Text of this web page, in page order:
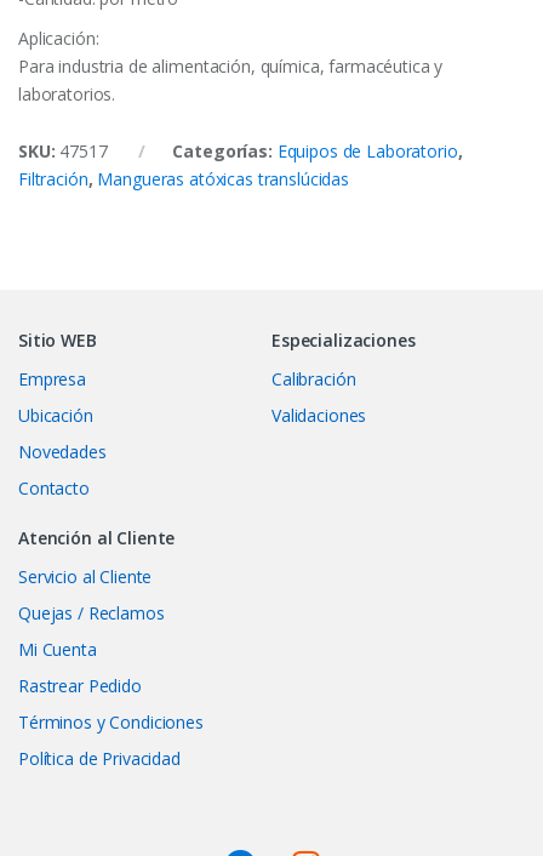
Aplicación:
Para industria de alimentación, química, farmacéutica y
laboratorios.
SKU: 47517 Categorías: Equipos de Laboratorio,
Filtración, Mangueras atóxicas translúcidas
Sitio WEB
Empresa
Ubicación
Novedades
Contacto
Especializaciones
Calibración
Validaciones
Atención al Cliente
Servicio al Cliente
Quejas / Reclamos
Mi Cuenta
Rastrear Pedido
Términos y Condiciones
Política de Privacidad